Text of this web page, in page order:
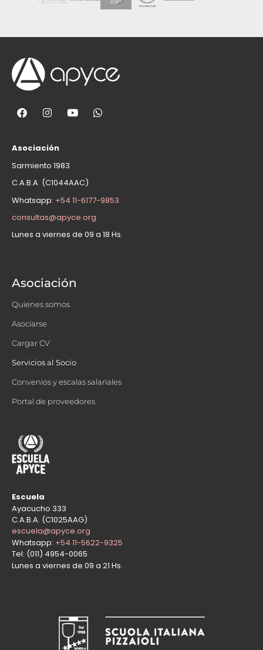
Asociación
Sarmiento 1983
C.A.B.A (C1044AAC)
Whatsapp: +54 11-6177-9853
consultas@apyce.org
Lunes a viernes de 09 a 18 Hs.
Asociación
Quienes somos
Asociarse
Cargar CV
Servicios al Socio
Convenios y escalas salariales
Portal de proveedores
Escuela
Ayacucho 333
C.A.B.A. (C1025AAG)
escuela@apyce.org
Whatsapp: +54 11-5622-9325
Tel: (011) 4954-0065
Lunes a viernes de 09 a 21 Hs.